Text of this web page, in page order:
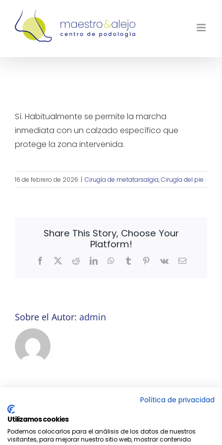
contenido
Sí. Habitualmente se permite la marcha
inmediata con un calzado específico que
protege la zona intervenida.
16 de febrero de 2026 | Cirugía de metatarsalgia,Cirugía del pie
Share This Story, Choose Your
Platform!
Facebook
X RedditLinkedInWhatsApp
TumblrPinterest
Vk
Correo
Sobre el Autor: admin
Política de privacidad
Utilizamos cookies
Podemos colocarlos para el análisis de los datos de nuestros
visitantes, para mejorar nuestro sitio web, mostrar contenido